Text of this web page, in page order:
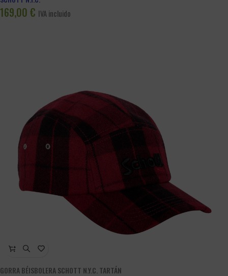
169,00 € IVA incluido
GORRA BÉISBOLERA SCHOTT N.Y.C. TARTÁN